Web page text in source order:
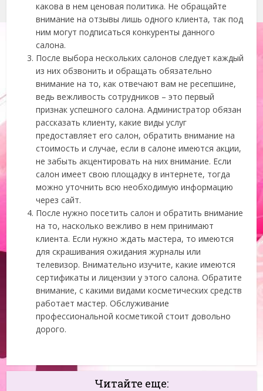
какова в нем ценовая политика. Не обращайте
внимание на отзывы лишь одного клиента, так под
ним могут подписаться конкуренты данного
салона.
После выбора нескольких салонов следует каждый
из них обзвонить и обращать обязательно
внимание на то, как отвечают вам не ресепшине,
ведь вежливость сотрудников – это первый
признак успешного салона. Администратор обязан
рассказать клиенту, какие виды услуг
предоставляет его салон, обратить внимание на
стоимость и случае, если в салоне имеются акции,
не забыть акцентировать на них внимание. Если
салон имеет свою площадку в интернете, тогда
можно уточнить всю необходимую информацию
через сайт.
После нужно посетить салон и обратить внимание
на то, насколько вежливо в нем принимают
клиента. Если нужно ждать мастера, то имеются
для скрашивания ожидания журналы или
телевизор. Внимательно изучите, какие имеются
сертификаты и лицензии у этого салона. Обратите
внимание, с какими видами косметических средств
работает мастер. Обслуживание
профессиональной косметикой стоит довольно
дорого.
Читайте еще: